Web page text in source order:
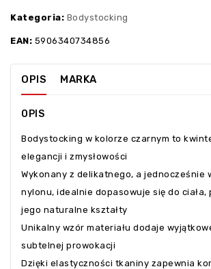
Kategoria: Bodystocking
EAN: 5906340734856
OPIS MARKA
OPIS
Bodystocking w kolorze czarnym to
elegancji i zmysłowości
Wykonany z delikatnego, a jednocześnie
nylonu, idealnie dopasowuje się do ciała,
jego naturalne kształty
Unikalny wzór materiału dodaje
subtelnej prowokacji
Dzięki elastyczności tkaniny zapewnia